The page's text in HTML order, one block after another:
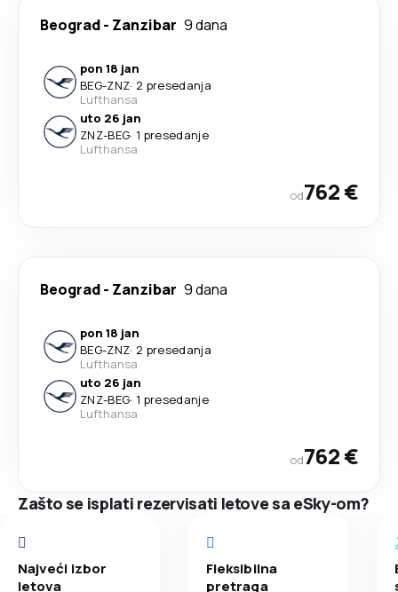
Beograd- Zanzibar 9 dana
pon 18 jan
BEG-ZNZ· 2 presedanja
Lufthansa
uto 26 jan
ZNZ-BEG· 1 presedanje
Lufthansa
od762 €
Beograd- Zanzibar 9 dana
pon 18 jan
BEG-ZNZ· 2 presedanja
Lufthansa
uto 26 jan
ZNZ-BEG· 1 presedanje
Lufthansa
od762 €
Zašto se isplati rezervisati letove sa eSky-om?
Najveći izbor
letova
Fleksibilna
pretraga